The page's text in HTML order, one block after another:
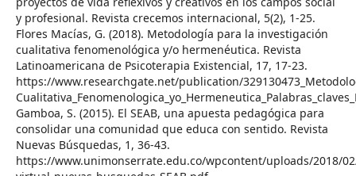
y profesional. Revista crecemos internacional, 5(2), 1-25.
Flores Macías, G. (2018). Metodología para la investigación
cualitativa fenomenológica y/o hermenéutica. Revista
Latinoamericana de Psicoterapia Existencial, 17, 17-23.
https://www.researchgate.net/publication/
Gamboa, S. (2015). El SEAB, una apuesta pedagógica para
consolidar una comunidad que educa con sentido. Revista
Nuevas Búsquedas, 1, 36-43.
https://www.unimonserrate.edu.co/wpcontent/uploads/2018/